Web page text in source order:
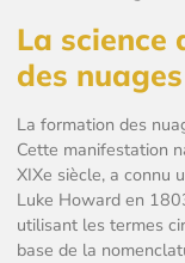
La science
des nuages
La formation des
Cette manifestation
XIXe siècle, a connu
Luke Howard en
utilisant les termes
base de la